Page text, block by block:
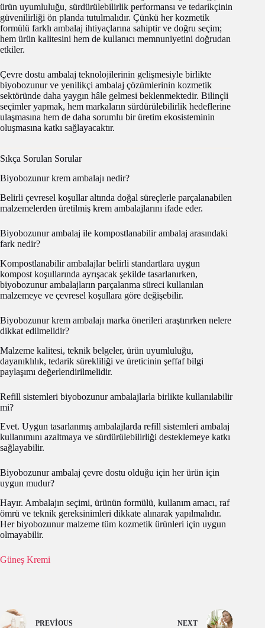
ürün uyumluluğu, sürdürülebilirlik performansı ve tedarikçinin
güvenilirliği ön planda tutulmalıdır. Çünkü her kozmetik
formülü farklı ambalaj ihtiyaçlarına sahiptir ve doğru seçim;
hem ürün kalitesini hem de kullanıcı memnuniyetini doğrudan
etkiler.
Çevre dostu ambalaj teknolojilerinin gelişmesiyle birlikte
biyobozunur ve yenilikçi ambalaj çözümlerinin kozmetik
sektöründe daha yaygın hâle gelmesi beklenmektedir. Bilinçli
seçimler yapmak, hem markaların sürdürülebilirlik hedeflerine
ulaşmasına hem de daha sorumlu bir üretim ekosisteminin
oluşmasına katkı sağlayacaktır.
Sıkça Sorulan Sorular
Biyobozunur krem ambalajı nedir?
Belirli çevresel koşullar altında doğal süreçlerle parçalanabilen
malzemelerden üretilmiş krem ambalajlarını ifade eder.
Biyobozunur ambalaj ile kompostlanabilir ambalaj arasındaki
fark nedir?
Kompostlanabilir ambalajlar belirli standartlara uygun
kompost koşullarında ayrışacak şekilde tasarlanırken,
biyobozunur ambalajların parçalanma süreci kullanılan
malzemeye ve çevresel koşullara göre değişebilir.
Biyobozunur krem ambalajı marka önerileri araştırırken nelere
dikkat edilmelidir?
Malzeme kalitesi, teknik belgeler, ürün uyumluluğu,
dayanıklılık, tedarik sürekliliği ve üreticinin şeffaf bilgi
paylaşımı değerlendirilmelidir.
Refill sistemleri biyobozunur ambalajlarla birlikte kullanılabilir
mi?
Evet. Uygun tasarlanmış ambalajlarda refill sistemleri ambalaj
kullanımını azaltmaya ve sürdürülebilirliği desteklemeye katkı
sağlayabilir.
Biyobozunur ambalaj çevre dostu olduğu için her ürün için
uygun mudur?
Hayır. Ambalajın seçimi, ürünün formülü, kullanım amacı, raf
ömrü ve teknik gereksinimleri dikkate alınarak yapılmalıdır.
Her biyobozunur malzeme tüm kozmetik ürünleri için uygun
olmayabilir.
Güneş Kremi
PREVIOUS NEXT